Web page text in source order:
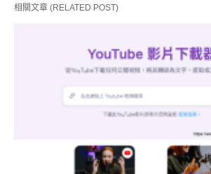
相關文章 (RELATED POST)